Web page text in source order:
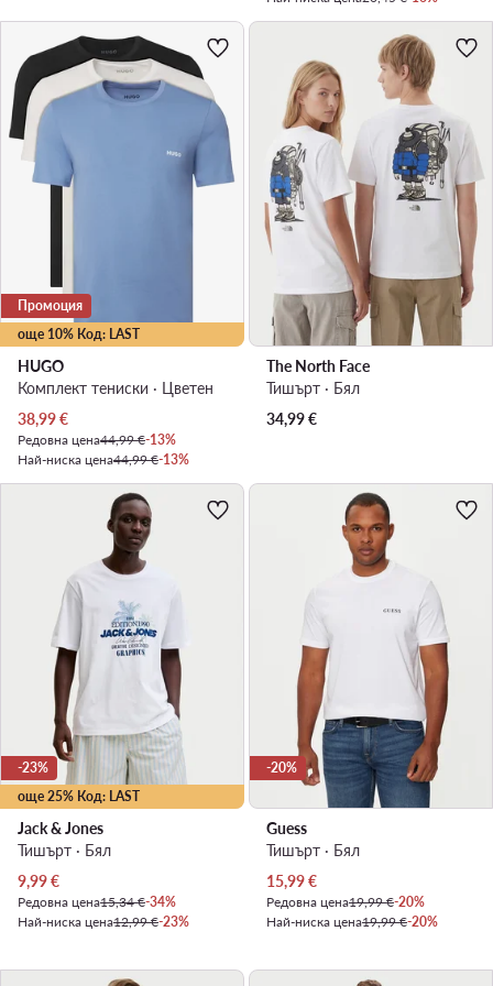
още 10% Код: LAST
Промоция
HUGO
Комплект тениски · Цветен
Актуална цена
38,99€
Редовна цена44,99 €-13%
Най-ниска цена44,99 €-13%
The North Face
Тишърт · Бял
34,99€
още 25% Код: LAST
-23%
Jack & Jones
Тишърт · Бял
Актуална цена
9,99€
Редовна цена15,34 €-34%
Най-ниска цена12,99 €-23%
-20%
Guess
Тишърт · Бял
Актуална цена
15,99€
Редовна цена19,99 €-20%
Най-ниска цена19,99 €-20%